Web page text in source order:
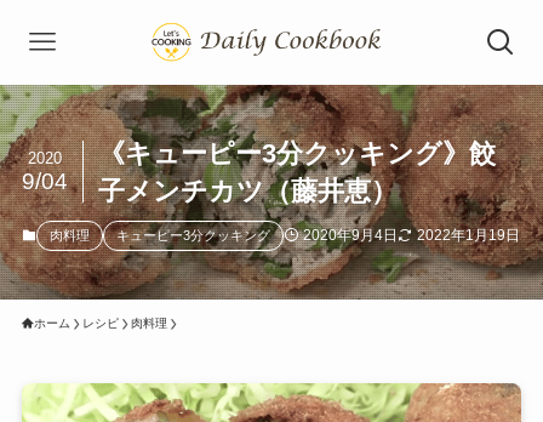
《キューピー3分クッキング》餃
子メンチカツ（藤井恵）
2020
9/04
肉料理 キューピー3分クッキング 2020年9月4日 2022年1月19日
ホーム レシピ 肉料理